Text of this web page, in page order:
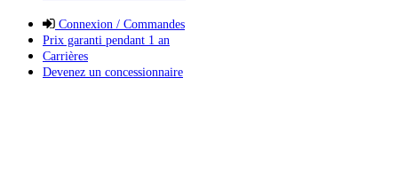
Connexion / Commandes
Prix garanti pendant 1 an
Carrières
Devenez un concessionnaire